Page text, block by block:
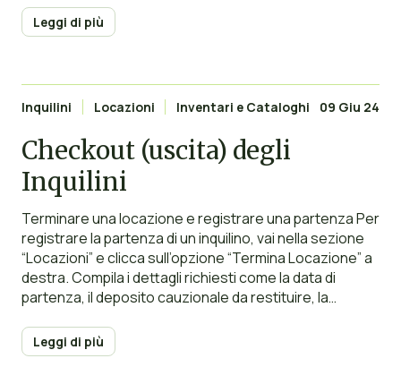
possibilità di importare più inquilini utilizzando un file
Leggi di più
Inquilini Locazioni Inventari e Cataloghi 09 Giu 24
Checkout (uscita) degli
Inquilini
Terminare una locazione e registrare una partenza Per
registrare la partenza di un inquilino, vai nella sezione
“Locazioni” e clicca sull’opzione “Termina Locazione” a
destra. Compila i dettagli richiesti come la data di
partenza, il deposito cauzionale da restituire, la
su “Salva”. Una volta registrata
Leggi di più